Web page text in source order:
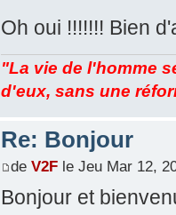
Oh oui !!!!!!! Bien
"La vie de l'homme
d'eux, sans une
Re: Bonjour
de V2Fle Jeu Mar 12,
Bonjour et